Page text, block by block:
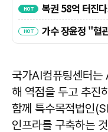
국가AI컴퓨팅센터는
해 역점을 두고 추진
함께 특수목적법인
인프라를 구축하는